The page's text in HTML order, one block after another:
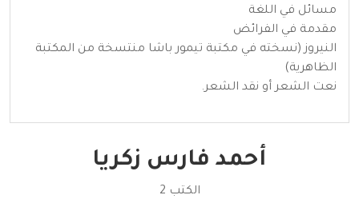
مسائل في اللغة
مقدمة في الفرائض
النيروز (نسخته في مكتبة تيمور باشا منتسخة من المكتبة
الظاهرية)
نعت الشعر أو نقد الشعر.
أحمد فارس زكريا
الكتب 2